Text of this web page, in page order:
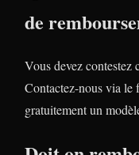
de
Vous devez contestez
Contactez-nous via le
gratuitement un